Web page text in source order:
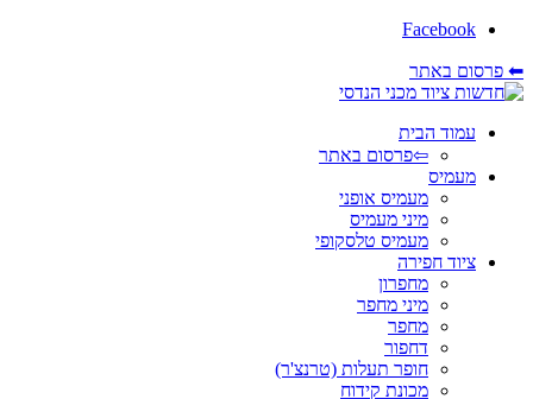
Facebook
⬅ פרסום באתר
עמוד הבית
⇦פרסום באתר
מעמיס
מעמיס אופני
מיני מעמיס
מעמיס טלסקופי
ציוד חפירה
מחפרון
מיני מחפר
מחפר
דחפור
חופר תעלות (טרנצ'ר)
מכונת קידוח